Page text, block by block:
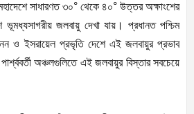
সাধারণত ৩০° থেকে ৪০° উত্তর অক্ষাংশের
ভূমধ্যসাগরীয় জলবায়ু দেখা যায়। প্রধানত পশ্চিম
ও ইসরায়েল প্রভৃতি দেশে এই জলবায়ুর প্রভাব
অঞ্চলগুলিতে এই জলবায়ুর বিস্তার সবচেয়ে